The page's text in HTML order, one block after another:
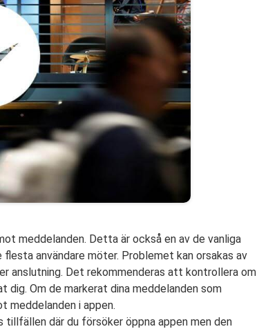
meddelanden. Detta är också en av de vanliga
flesta användare möter. Problemet kan orsakas av
anslutning. Det rekommenderas att kontrollera om
dig. Om de markerat dina meddelanden som
meddelanden i appen.
där du försöker öppna appen men den